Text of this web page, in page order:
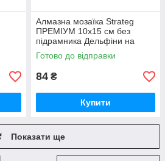
Алмазна мозаїка Strateg
ПРЕМІУМ 10х15 см без
підрамника Дельфіни на
заході сонця (YAB29566)
Готово до відправки
84 ₴
Купити
Показати ще